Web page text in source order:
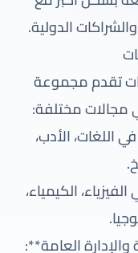
الدولية.
تقدم مجموعة
مجالات مختلفة:
اللغات، الأدب،
الكيمياء،
والإدارة العامة**: